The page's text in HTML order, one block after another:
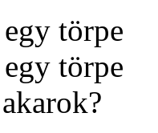
törpe
törpe